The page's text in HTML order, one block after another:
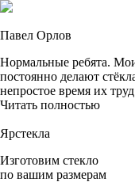
Павел Орлов
Нормальные ребята.
постоянно делают
непростое время их
Читать полностью
Ярстекла
Изготовим стекло
по вашим размерам